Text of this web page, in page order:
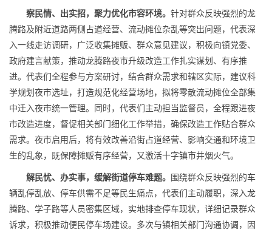
察民情、出实招，聚力优化市容环境。 针对群众反映强烈的龙
腾路及附近道路两侧占道经营、流动摊位杂乱等突出问题，代表深
入一线走访调研，广泛收集摊贩、群众意见建议，积极向镇党委、
政府建言献策，推动龙腾路夜市升级改造工作扎实谋划、有序推
进。代表们全程参与方案研讨，结合群众需求和辖区实际，建议科
学规划夜市选址，打造规范化经营场地，拟将零散流动摊位全部集
中迁入夜市统一管理。同时，代表们主动担当监督员，全程跟进夜
市改造进度，督促相关部门细化工作举措，确保改造工作贴合群众
需求。夜市启用后，将有效改善沿街占道经营、影响交通和环境卫
生的乱象，既保障摊贩有序经营，又激活十字镇市井烟火气。
解民忧、办实事，缓解街道停车难题。
围绕群众反映强烈的车
辆乱停乱放、停车供需不足等民生痛点，代表们主动履职，深入龙
腾路、学子路等人员密集区域，实地排查停车现状，详细记录群众
诉求，积极推动便民停车场建设。多次与镇相关部门沟通协调，因